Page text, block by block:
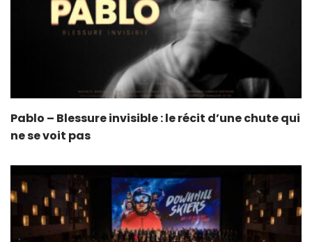
Pablo – Blessure invisible : le récit d’une chute qui
ne se voit pas